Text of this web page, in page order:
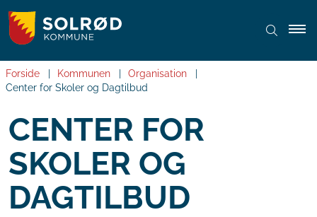
Forside Kommunen
Organisation
Center for Skoler og Dagtilbud
CENTER FOR
SKOLER OG
DAGTILBUD